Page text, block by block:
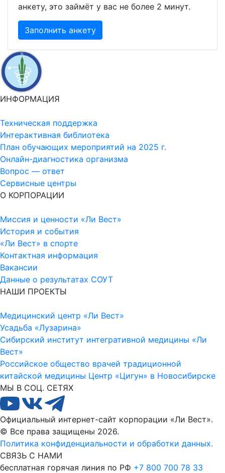
анкету, это займёт у вас не более 2 минут.
Заполнить анкету
ИНФОРМАЦИЯ
Техническая поддержка
Интерактивная библиотека
План обучающих мероприятий на 2025 г.
Онлайн-диагностика организма
Вопрос — ответ
Сервисные центры
О КОРПОРАЦИИ
Миссия и ценности «Ли Вест»
История и события
«Ли Вест» в спорте
Контактная информация
Вакансии
Данные о результатах СОУТ
НАШИ ПРОЕКТЫ
Медицинский центр «Ли Вест»
Усадьба «Лузарина»
Сибирский институт интегративной медицины «Ли
Вест»
Российское общество врачей традиционной
китайской медицины Центр «Цигун» в Новосибирске
МЫ В СОЦ. СЕТЯХ
Официальный интернет-сайт корпорации «Ли Вест».
© Все права защищены 2026.
Политика конфиденциальности и обработки данных.
СВЯЗЬ С НАМИ
бесплатная горячая линия по РФ +7 800 700 78 33